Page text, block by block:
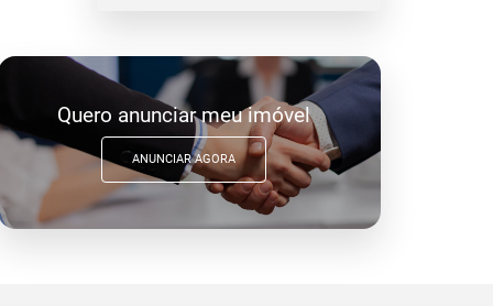
Quero anunciar meu imóvel
ANUNCIAR AGORA